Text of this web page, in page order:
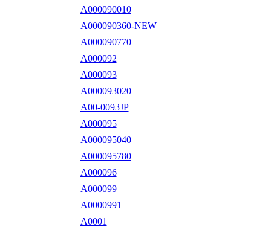
A000090010
A000090360-NEW
A000090770
A000092
A000093
A000093020
A00-0093JP
A000095
A000095040
A000095780
A000096
A000099
A0000991
A0001